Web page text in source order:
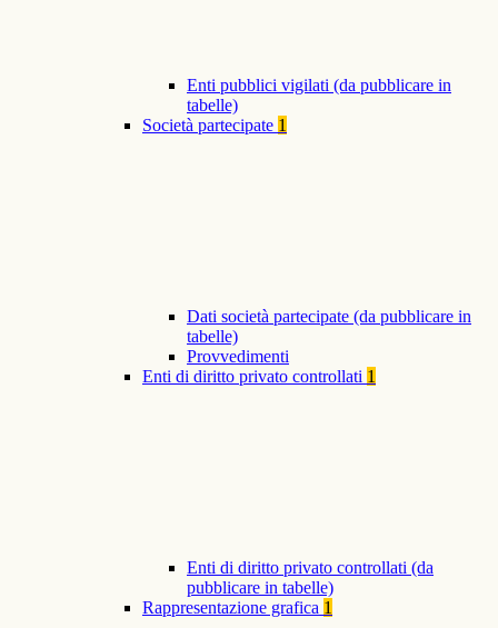
Enti pubblici vigilati (da pubblicare in
tabelle)
Società partecipate 1
Dati società partecipate (da pubblicare in
tabelle)
Provvedimenti
Enti di diritto privato controllati 1
Enti di diritto privato controllati (da
pubblicare in tabelle)
Rappresentazione grafica 1